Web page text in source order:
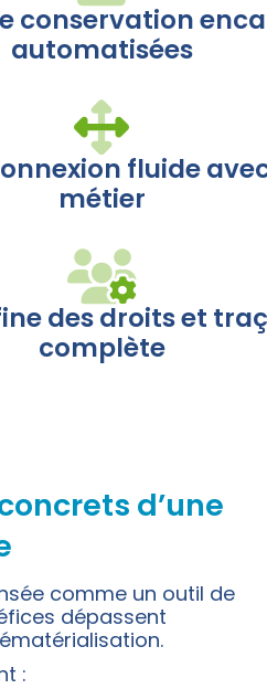
conservation
automatisées
fluide avec
métier
des droits et
complète
d’une
comme un outil de
dépassent
: